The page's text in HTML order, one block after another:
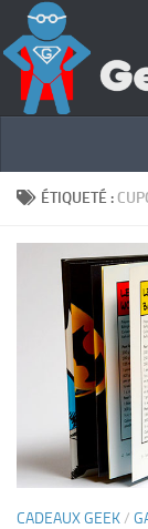
ÉTIQUETÉ :
CADEAUX GEEK/